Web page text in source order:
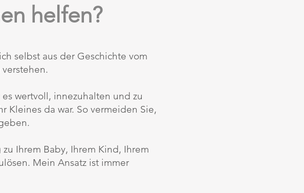
helfen?
selbst aus der Geschichte vom
wertvoll, innezuhalten und zu
Kleines da war. So vermeiden Sie,
Ihrem Baby, Ihrem Kind, Ihrem
Mein Ansatz ist immer